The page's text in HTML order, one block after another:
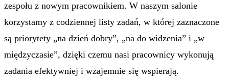
zespołu z nowym pracownikiem. W naszym salonie
korzystamy z codziennej listy zadań, w której zaznaczone
są priorytety „na dzień dobry”, „na do widzenia” i „w
międzyczasie”, dzięki czemu nasi pracownicy wykonują
zadania efektywniej i wzajemnie się wspierają.